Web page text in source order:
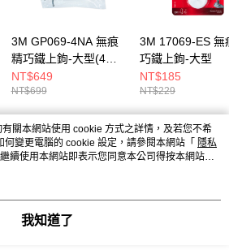
3M GP069-4NA 無痕
精巧鐵上鉤-大型(4入
組)
NT$649
NT$699
3M 17069-ES 無
巧鐵上鉤-大型
NT$185
NT$229
關本網站使用 cookie 方式之詳情，及若您不希
變更電腦的 cookie 設定，請參閱本網站「 隱私
續使用本網站即表示您同意本公司得按本網站使
。
我知道了